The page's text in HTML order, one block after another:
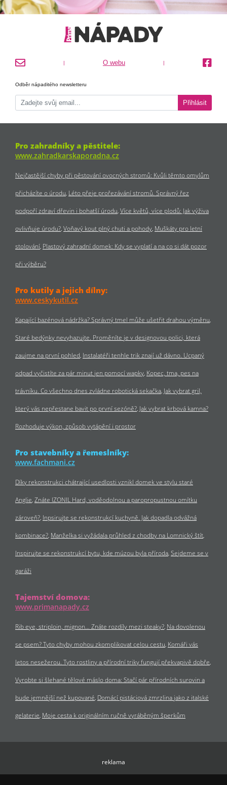
O webu
Odběr nápaditého newsletteru
Přihlásit
Pro zahradníky a pěstitele:
www.zahradkarskaporadna.cz
Nejčastější chyby při pěstování ovocných stromů: Kvůli těmto omylům
přicházíte o úrodu Léto přeje prořezávání stromů. Správný řez
podpoří zdraví dřevin i bohatší úrodu Více květů, více plodů: Jak výživa
ovlivňuje úrodu? Voňavý kout plný chuti a pohody Muškáty pro letní
stolování Plastový zahradní domek: Kdy se vyplatí a na co si dát pozor
při výběru?
Pro kutily a jejich dílny:
www.ceskykutil.cz
Kapající bazénová nádržka? Správný tmel může ušetřit drahou výměnu
Staré bedýnky nevyhazujte. Proměníte je v designovou polici, která
zaujme na první pohled Instalatéři tenhle trik znají už dávno. Ucpaný
odpad vyčistíte za pár minut jen pomocí wapky Kopec, tma, pes na
trávníku. Co všechno dnes zvládne robotická sekačka Jak vybrat gril,
který vás nepřestane bavit po první sezóně? Jak vybrat krbová kamna?
Rozhoduje výkon, způsob vytápění i prostor
Pro stavebníky a řemeslníky:
www.fachmani.cz
Díky rekonstrukci chátrající usedlosti vznikl domek ve stylu staré
Anglie Znáte IZONIL Hard, voděodolnou a paropropustnou omítku
zároveň? Inpsirujte se rekonstrukcí kuchyně. Jak dopadla odvážná
kombinace? Manželka si vyžádala průhled z chodby na Lomnický štít
Inspirujte se rekonstrukcí bytu, kde múzou byla příroda Sejdeme se v
garáži
Tajemství domova:
www.primanapady.cz
Rib eye, striploin, mignon… Znáte rozdíly mezi steaky? Na dovolenou
se psem? Tyto chyby mohou zkomplikovat celou cestu Komáři vás
letos nesežerou. Tyto rostliny a přírodní triky fungují překvapivě dobře
Vyrobte si šlehané tělové máslo doma: Stačí pár přírodních surovin a
bude jemnější než kupované Domácí pistáciová zmrzlina jako z italské
gelaterie Moje cesta k originálním ručně vyráběným šperkům
reklama